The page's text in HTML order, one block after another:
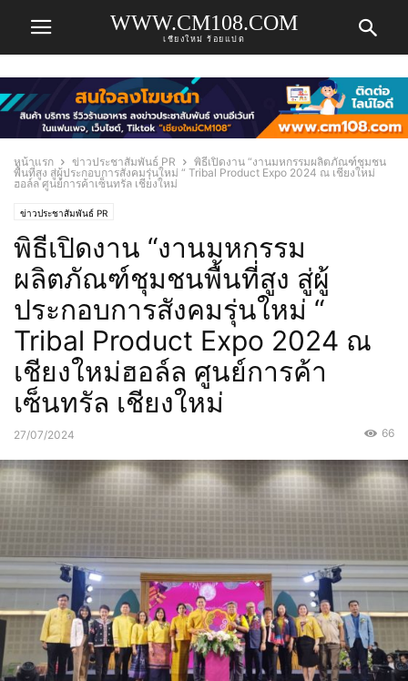
WWW.CM108.COM
เชียงใหม่ ร้อยแปด
หน้าแรก ข่าวประชาสัมพันธ์ PR
พิธีเปิดงาน “งานมหกรรมผลิตภัณฑ์ชุมชน
พื้นที่สูง สู่ผู้ประกอบการสังคมรุ่นใหม่ “ Tribal Product Expo 2024 ณ เชียงใหม่
ฮอล์ล ศูนย์การค้าเซ็นทรัล เชียงใหม่
ข่าวประชาสัมพันธ์ PR
พิธีเปิดงาน “งานมหกรรม
ผลิตภัณฑ์ชุมชนพื้นที่สูง สู่ผู้
ประกอบการสังคมรุ่นใหม่ “
Tribal Product Expo 2024 ณ
เชียงใหม่ฮอล์ล ศูนย์การค้า
เซ็นทรัล เชียงใหม่
27/07/2024 66